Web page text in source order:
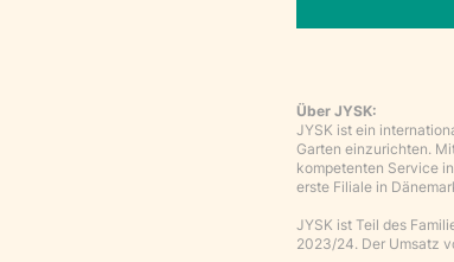
Über JYSK:
JYSK ist ein
Garten einzurichten.
kompetenten Service
erste Filiale in
JYSK ist Teil des
2023/24. Der Umsatz